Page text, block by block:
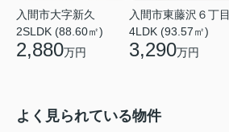
入間市大字新久
2SLDK (88.60㎡)
2,880万円
入間市東藤沢６丁目
4LDK (93.57㎡)
3,290万円
よく見られている物件